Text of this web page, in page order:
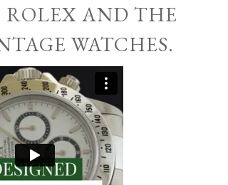
ROLEX AND THE
WATCHES.